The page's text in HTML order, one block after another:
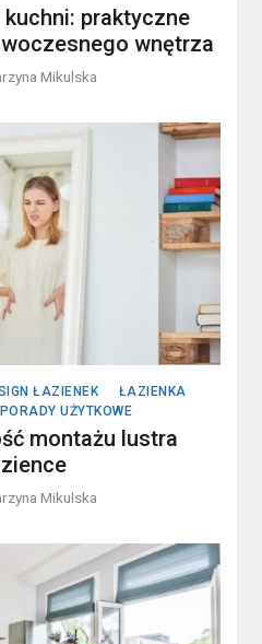
praktyczne
wnętrza
Mikulska
ŁAZIENEK
ŁAZIENKA
PORADY UŻYTKOWE
montażu lustra
Mikulska